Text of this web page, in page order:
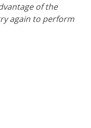
of the
again to perform